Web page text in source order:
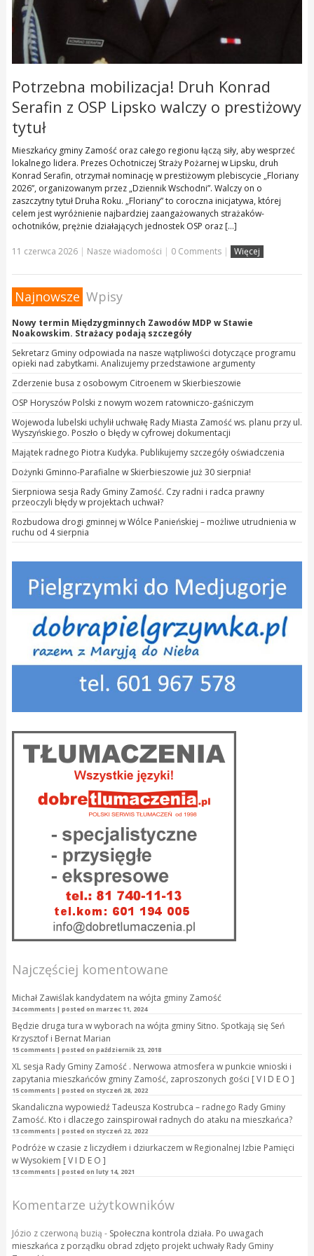
Potrzebna mobilizacja! Druh Konrad
Serafin z OSP Lipsko walczy o prestiżowy
tytuł
Mieszkańcy gminy Zamość oraz całego regionu łączą siły, aby wesprzeć
lokalnego lidera. Prezes Ochotniczej Straży Pożarnej w Lipsku, druh
Konrad Serafin, otrzymał nominację w prestiżowym plebiscycie „Floriany
2026”, organizowanym przez „Dziennik Wschodni”. Walczy on o
zaszczytny tytuł Druha Roku. „Floriany” to coroczna inicjatywa, której
celem jest wyróżnienie najbardziej zaangażowanych strażaków-
ochotników, prężnie działających jednostek OSP oraz […]
11 czerwca 2026| Nasze wiadomości | 0 Comments | Więcej
Najnowsze Wpisy
Nowy termin Międzygminnych Zawodów MDP w Stawie
Noakowskim. Strażacy podają szczegóły
Sekretarz Gminy odpowiada na nasze wątpliwości dotyczące programu
opieki nad zabytkami. Analizujemy przedstawione argumenty
Zderzenie busa z osobowym Citroenem w Skierbieszowie
OSP Horyszów Polski z nowym wozem ratowniczo-gaśniczym
Wojewoda lubelski uchylił uchwałę Rady Miasta Zamość ws. planu przy ul.
Wyszyńskiego. Poszło o błędy w cyfrowej dokumentacji
Majątek radnego Piotra Kudyka. Publikujemy szczegóły oświadczenia
Dożynki Gminno-Parafialne w Skierbieszowie już 30 sierpnia!
Sierpniowa sesja Rady Gminy Zamość. Czy radni i radca prawny
przeoczyli błędy w projektach uchwał?
Rozbudowa drogi gminnej w Wólce Panieńskiej – możliwe utrudnienia w
ruchu od 4 sierpnia
Najczęściej komentowane
Michał Zawiślak kandydatem na wójta gminy Zamość
34 comments| posted on marzec 11, 2024
Będzie druga tura w wyborach na wójta gminy Sitno. Spotkają się Seń
Krzysztof i Bernat Marian
15 comments| posted on październik 23, 2018
XL sesja Rady Gminy Zamość . Nerwowa atmosfera w punkcie wnioski i
zapytania mieszkańców gminy Zamość, zaproszonych gości [ V I D E O ]
15 comments| posted on styczeń 28, 2022
Skandaliczna wypowiedź Tadeusza Kostrubca – radnego Rady Gminy
Zamość. Kto i dlaczego zainspirował radnych do ataku na mieszkańca?
13 comments| posted on styczeń 22, 2022
Podróże w czasie z liczydłem i dziurkaczem w Regionalnej Izbie Pamięci
w Wysokiem [ V I D E O ]
13 comments| posted on luty 14, 2021
Komentarze użytkowników
Józio z czerwoną buzią - Społeczna kontrola działa. Po uwagach
mieszkańca z porządku obrad zdjęto projekt uchwały Rady Gminy